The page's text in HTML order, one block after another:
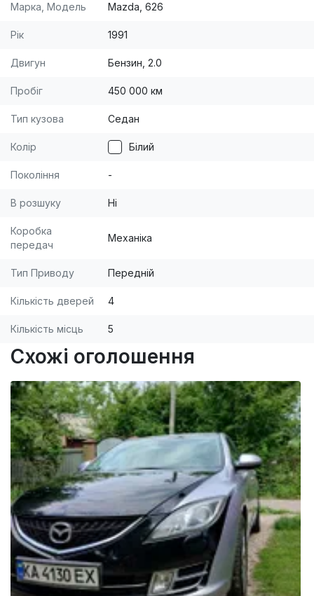
Марка, Модель Mazda, 626
Рік 1991
Двигун Бензин, 2.0
Пробіг 450 000 км
Тип кузова Седан
Колір Білий
Покоління -
В розшуку Ні
Коробка
передач
Механіка
Тип Приводу Передній
Кількість дверей 4
Кількість місць 5
Схожі оголошення